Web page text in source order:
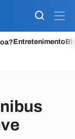
Entretenimento